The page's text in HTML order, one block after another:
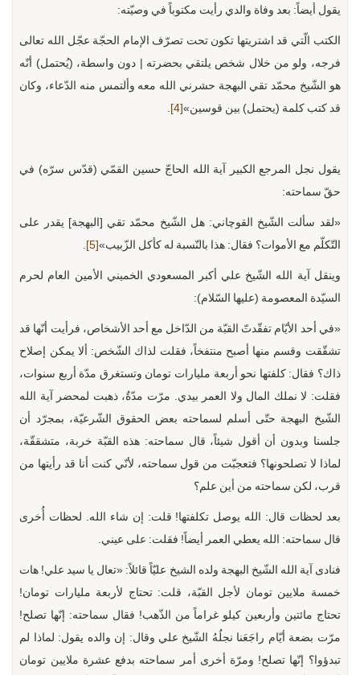
يقول أيضاً: بعد وفاة والدي رأيت مكتوباً في وصيّته:
الكتب الّتي قد اشتريتها تكون تحت تصرّف الإمام الحجّة عجّل الله تعالى
فرجه، ولو من خلال شخص يلتقي بحضرته | دون واسطة، (يُحتمل) أنّه
هو الشّيخ محمّد تقي البهجة حشرني الله معه وألتمس منه الدّعاء، وكان
قد كتب كلمة (يحتمل) بين قوسين»[4]
.
يقول نجل المرجع الكبير آية الله الحاجّ حسين القمّي (قدّس سرّه) في
حقّ سماحته:
«لقد سألت الشّيخ القوچاني: هل الشّيخ محمّد تقي [البهجة] يقدر على
التّكلّم مع الأموات؟ فقال: هذا بالنّسبة له كأكل الزّبيب»[5]
.
وينقل آية الله الشّيخ علي أكبر المسعودي الخميني الأمين العام لحرم
السيّدة المعصومة (عليها السّلام):
«في أحد الأيّام تفقّدتّ القبّة من الدّاخل مع أحد الأشخاص، فرأيت أنّها قد
تشقّقت وقسم منها أصبح منتفخاً، فقلت لذاك الشّخص: ألا يمكن إصلاح
ذاك؟ فقال: كلفتها نحو أربعة مليارات تومان وتستغرق مدّة أربع سنوات،
فقلت: لا نملك المال ولا العمر بيدي. مرّت مدّةٌ، ذهبت لمحضر آية الله
الشّيخ البهجة حتّى أسلم لسماحته بعض الحقوق الشّرعيّة، بمجرّد أن
جلسنا وبدون أن أقول شيئاً، قال سماحته: هذه القبّة خربة، متشققّة،
لماذا لا تصلحونها؟ فتعجبّت من قول سماحته، لأنّي كنت أنا قد رأيتها من
قرب، لكن سماحته من أين علم؟
بعد لحظات قال: الله يوصل تكلفتها! قلت: إن شاء الله. لحظات أُخرى
قال سماحته: الله يعطي العمر أيضاً! فقلت: على عيني.
فنادى آية الله الشّيخ البهجة ولده الشيخ عليّاً قائلاً: «تعال يا سيد علي! هات
خمسة ملايين تومان لأجل القبّة، قلت: تحتاج لأربعة مليارات تومان!
تحتاج مائتين وأربعين كيلو غراماً من الذّهب! فقال سماحته: إنّها تصلح!
مرّت بضعة أيّام راجَعَنا نجلُهُ الشّيخ علي وقال: إن والده يقول: لماذا لم
تبدؤوا؟ إنّها تصلح! ومرّة أخرى أمر سماحته بدفع عشرة ملايين تومان